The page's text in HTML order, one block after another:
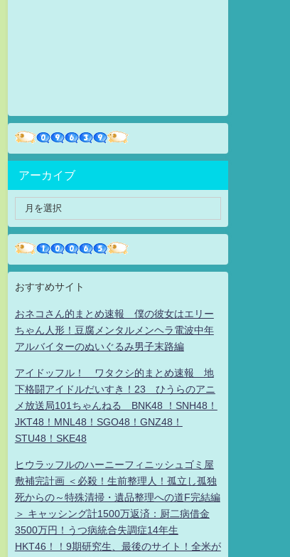
アーカイブ
おすすめサイト
おネコさん的まとめ速報 僕の彼女はエリー
ちゃん人形！豆腐メンタルメンヘラ電波中年
アルバイターのぬいぐるみ男子末路編
アイドッフル！ ワタクシ的まとめ速報 地
下格闘アイドルだいすき！23 ひうらのアニ
メ放送局101ちゃんねる BNK48 ！SNH48！
JKT48！MNL48！SGO48！GNZ48！
STU48！SKE48
ヒウラッフルのハーニーフィニッシュゴミ屋
敷補完計画 ＜必殺！生前整理人！孤立し孤独
死からの～特殊清掃・遺品整理への道F完結編
＞ キャッシング計1500万返済：厨二病借金
3500万円！うつ病統合失調症14年生
HKT46！！9期研究生、最後のサイト！全米が